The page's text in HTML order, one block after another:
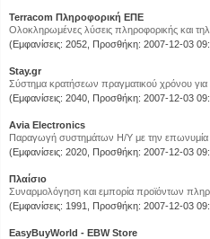
Terracom Πληροφορική ΕΠΕ
Ολοκληρωμένες λύσεις πληροφορικής και
(Εμφανίσεις: 2052, Προσθήκη: 2007-12-03
Stay.gr
Σύστημα κρατήσεων πραγματικού χρόνου για
(Εμφανίσεις: 2040, Προσθήκη: 2007-12-03
Avia Electronics
Παραγωγή συστημάτων Η/Υ με την επωνυμία
(Εμφανίσεις: 2020, Προσθήκη: 2007-12-03
Πλαίσιο
Συναρμολόγηση και εμπορία προϊόντων
(Εμφανίσεις: 1991, Προσθήκη: 2007-12-03
EasyBuyWorld - EBW Store